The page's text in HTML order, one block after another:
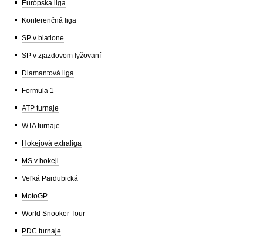
Európska liga
Konferenčná liga
SP v biatlone
SP v zjazdovom lyžovaní
Diamantová liga
Formula 1
ATP turnaje
WTA turnaje
Hokejová extraliga
MS v hokeji
Veľká Pardubická
MotoGP
World Snooker Tour
PDC turnaje